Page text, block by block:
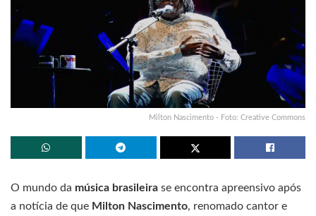
Milton Nascimento - Foto: Creative Commons
O mundo da música brasileira se encontra apreensivo após
a notícia de que Milton Nascimento, renomado cantor e